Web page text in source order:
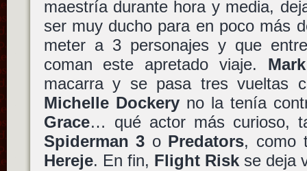
maestría durante hora y media,
ser muy ducho para en poco más
meter a 3 personajes y que
coman este apretado viaje.
macarra y se pasa tres vueltas
Michelle Dockeryno la tenía
Grace… qué actor más curioso,
Spiderman 3 o Predators, como
Hereje. En fin, Flight Riskse deja